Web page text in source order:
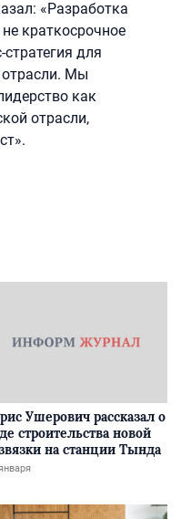
«Разработка
краткосрочное
для
отрасли. Мы
как
отрасли,
Ушерович рассказал о
строительства новой
на станции Тында